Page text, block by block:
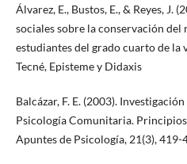
Álvarez, E., Bustos, E., & Reyes, J.
sociales sobre la conservación
estudiantes del grado cuarto de la
Tecné, Episteme y Didaxis
Balcázar, F. E. (2003).
Psicología Comunitaria. Principios
Apuntes de Psicología, 21(3), 419-